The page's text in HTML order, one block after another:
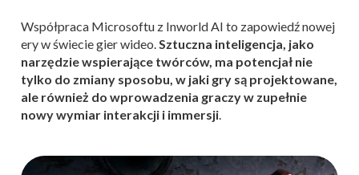
Współpraca Microsoftu z Inworld AI to zapowiedź nowej
ery w świecie gier wideo.Sztuczna inteligencja, jako
narzędzie wspierające twórców, ma potencjał nie
tylko do zmiany sposobu, w jaki gry są projektowane,
ale również do wprowadzenia graczy w zupełnie
nowy wymiar interakcji i immersji.